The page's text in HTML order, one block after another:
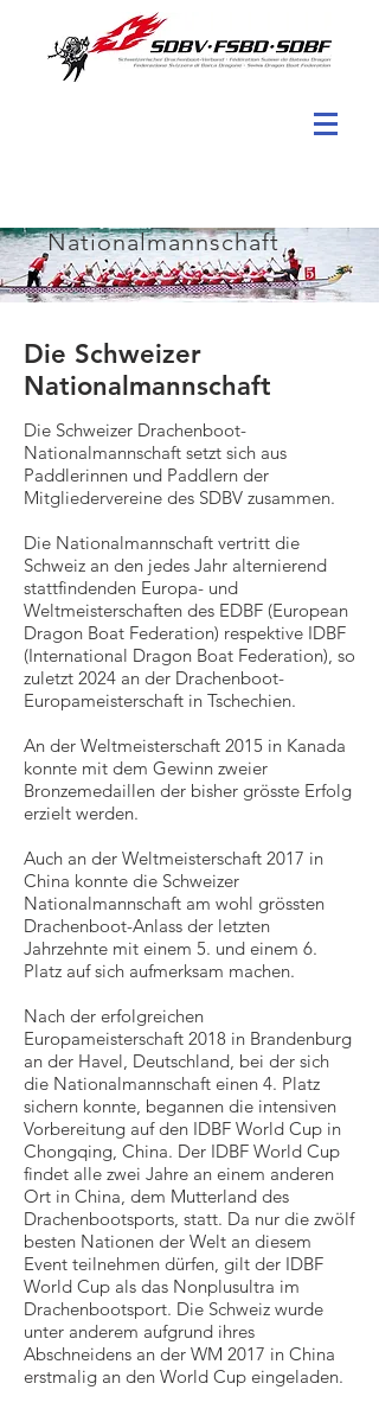
Nationalmannschaft
Die Schweizer
Nationalmannschaft
Die Schweizer Drachenboot-
Nationalmannschaft setzt sich aus
Paddlerinnen und Paddlern der
Mitgliedervereine des SDBV zusammen.
Die Nationalmannschaft vertritt die
Schweiz an den jedes Jahr alternierend
stattfindenden Europa- und
Weltmeisterschaften des EDBF (European
Dragon Boat Federation) respektive IDBF
(International Dragon Boat Federation), so
zuletzt 2024 an der Drachenboot-
Europameisterschaft in Tschechien.
An der Weltmeisterschaft 2015 in Kanada
konnte mit dem Gewinn zweier
Bronzemedaillen der bisher grösste Erfolg
erzielt werden.
Auch an der Weltmeisterschaft 2017 in
China konnte die Schweizer
Nationalmannschaft am wohl grössten
Drachenboot-Anlass der letzten
Jahrzehnte mit einem 5. und einem 6.
Platz auf sich aufmerksam machen.
Nach der erfolgreichen
Europameisterschaft 2018 in Brandenburg
an der Havel, Deutschland, bei der sich
die Nationalmannschaft einen 4. Platz
sichern konnte, begannen die intensiven
Vorbereitung auf den IDBF World Cup in
Chongqing, China. Der IDBF World Cup
findet alle zwei Jahre an einem anderen
Ort in China, dem Mutterland des
Drachenbootsports, statt. Da nur die zwölf
besten Nationen der Welt an diesem
Event teilnehmen dürfen, gilt der IDBF
World Cup als das Nonplusultra im
Drachenbootsport. Die Schweiz wurde
unter anderem aufgrund ihres
Abschneidens an der WM 2017 in China
erstmalig an den World Cup eingeladen.